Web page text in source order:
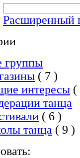
Расширенный
группы
( 7 )
интересы (
танца
( 6 )
танца ( 9 )